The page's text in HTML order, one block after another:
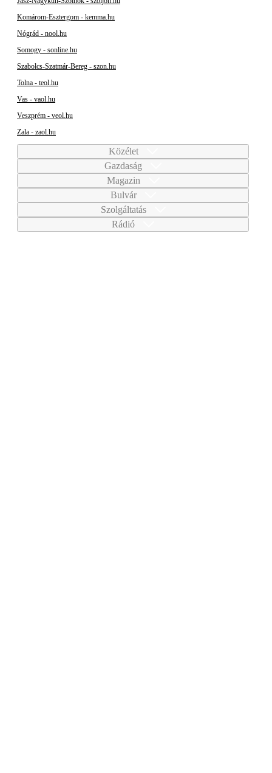
Komárom-Esztergom - kemma.hu
Nógrád - nool.hu
Somogy - sonline.hu
Szabolcs-Szatmár-Bereg - szon.hu
Tolna - teol.hu
Vas - vaol.hu
Veszprém - veol.hu
Zala - zaol.hu
Közélet
Gazdaság
Magazin
Bulvár
Szolgáltatás
Rádió